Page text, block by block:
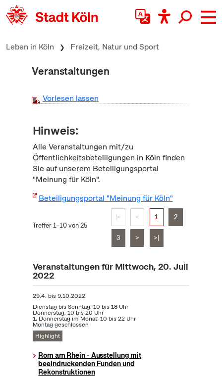
zum Inhalt springen
Leben in Köln Freizeit, Natur und Sport
Veranstaltungen
Vorlesen lassen
Hinweis:
Alle Veranstaltungen mit/zu
Öffentlichkeitsbeteiligungen in Köln finden
Sie auf unserem Beteiligungsportal
"Meinung für Köln".
Beteiligungsportal "Meinung für Köln"
Treffer 1–10 von 25
|< < 1 2
3 > >|
Veranstaltungen für Mittwoch, 20. Juli
2022
29.4. bis9.10.2022
Dienstag bis Sonntag, 10 bis 18 Uhr
Donnerstag, 10 bis 20 Uhr
1. Donnerstag im Monat: 10 bis 22 Uhr
Montag geschlossen
Highlight
Rom am Rhein - Ausstellung mit
beeindruckenden Funden und
Rekonstruktionen